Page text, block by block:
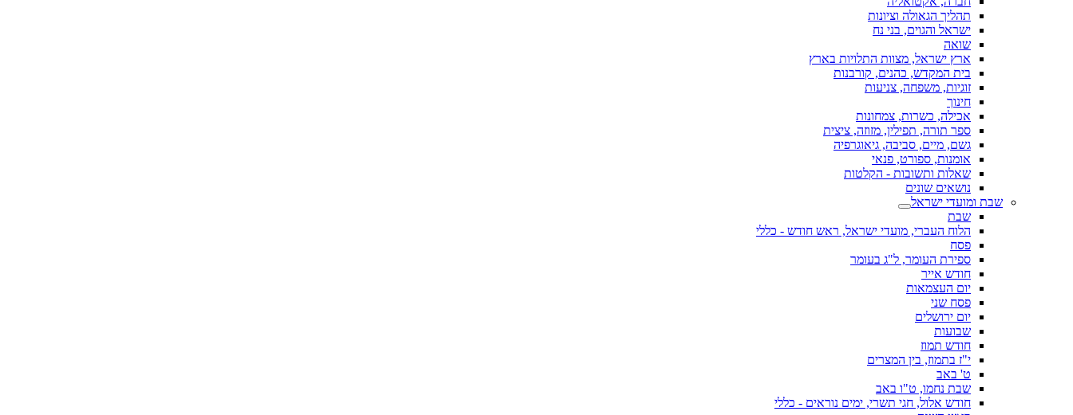
תהליך הגאולה וציונות
ישראל והגוים, בני נח
שואה
ארץ ישראל, מצוות התלויות בארץ
בית המקדש, כהנים, קורבנות
זוגיות, משפחה, צניעות
חינוך
אכילה, כשרות, צמחונות
ספר תורה, תפילין, מזוזה, ציצית
גשם, מיים, סביבה, גיאוגרפיה
אומנות, ספורט, פנאי
שאלות ותשובות - הקלטות
נושאים שונים
שבת ומועדי ישראל
שבת
הלוח העברי, מועדי ישראל, ראש חודש - כללי
פסח
ספירת העומר, ל"ג בעומר
חודש אייר
יום העצמאות
פסח שני
יום ירושלים
שבועות
חודש תמוז
י"ז בתמוז, בין המצרים
ט' באב
שבת נחמו, ט"ו באב
חודש אלול, חגי תשרי, ימים נוראים - כללי